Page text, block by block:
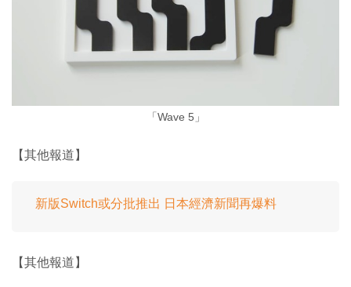
「Wave 5」
【其他報道】
新版Switch或分批推出 日本經濟新聞再爆料
【其他報道】